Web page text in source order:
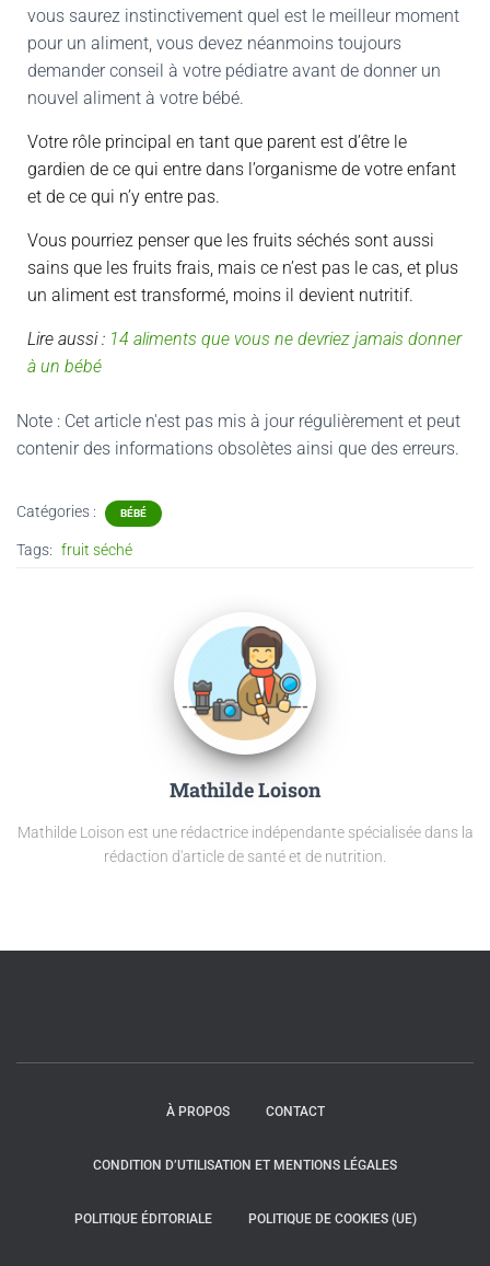
vous saurez instinctivement quel est le meilleur moment
pour un aliment, vous devez néanmoins toujours
demander conseil à votre pédiatre avant de donner un
nouvel aliment à votre bébé.
Votre rôle principal en tant que parent est d’être le
gardien de ce qui entre dans l’organisme de votre enfant
et de ce qui n’y entre pas.
Vous pourriez penser que les fruits séchés sont aussi
sains que les fruits frais, mais ce n’est pas le cas, et plus
un aliment est transformé, moins il devient nutritif.
Lire aussi : 14 aliments que vous ne devriez jamais donner
à un bébé
Note : Cet article n'est pas mis à jour régulièrement et peut
contenirdes informations obsolètes ainsi que des erreurs.
Catégories : BÉBÉ
Tags: fruit séché
Mathilde Loison
Mathilde Loison est une rédactrice indépendante spécialisée dans la
rédaction d'article de santé et de nutrition.
À PROPOS CONTACT
CONDITION D’UTILISATION ET MENTIONS LÉGALES
POLITIQUE ÉDITORIALE POLITIQUE DE COOKIES (UE)